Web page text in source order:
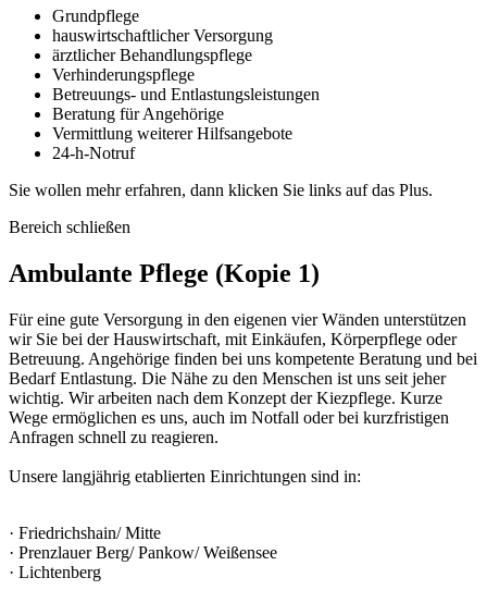
Grundpflege
hauswirtschaftlicher Versorgung
ärztlicher Behandlungspflege
Verhinderungspflege
Betreuungs- und Entlastungsleistungen
Beratung für Angehörige
Vermittlung weiterer Hilfsangebote
24-h-Notruf
Sie wollen mehr erfahren, dann klicken Sie links auf das Plus.
Bereich schließen
Ambulante Pflege (Kopie 1)
Für eine gute Versorgung in den eigenen vier Wänden unterstützen
wir Sie bei der Hauswirtschaft, mit Einkäufen, Körperpflege oder
Betreuung. Angehörige finden bei uns kompetente Beratung und bei
Bedarf Entlastung. Die Nähe zu den Menschen ist uns seit jeher
wichtig. Wir arbeiten nach dem Konzept der Kiezpflege. Kurze
Wege ermöglichen es uns, auch im Notfall oder bei kurzfristigen
Anfragen schnell zu reagieren.
Unsere langjährig etablierten Einrichtungen sind in:
· Friedrichshain/ Mitte
· Prenzlauer Berg/ Pankow/ Weißensee
· Lichtenberg